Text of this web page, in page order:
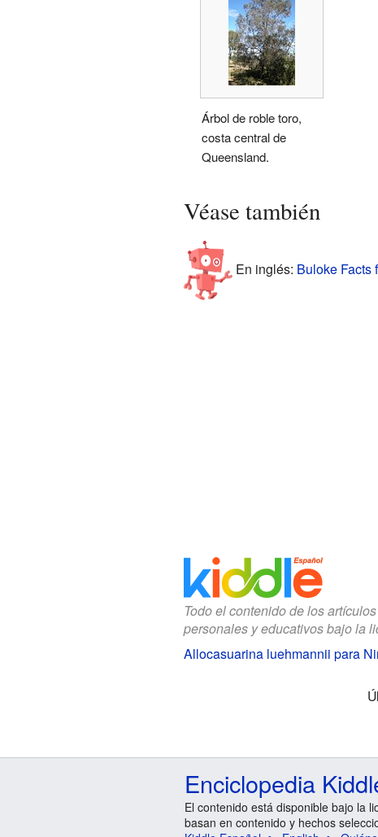
Árbol de roble toro,
costa central de
Queensland.
Véase también
En inglés: Buloke Facts
Todo el contenido de los
personales y educativos bajo la
Allocasuarina luehmannii para
Enciclopedia
El contenido está disponible bajo la
basan en contenido y hechos